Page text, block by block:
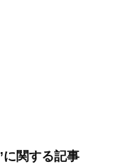
に関する記事